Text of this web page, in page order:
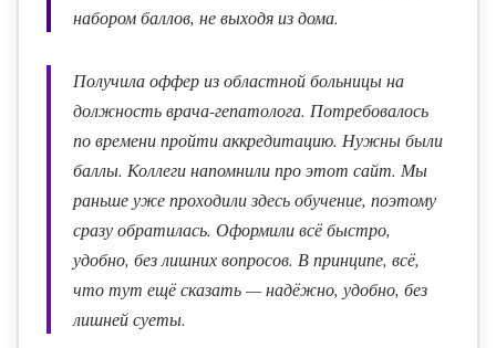
набором баллов, не выходя из дома.
Получила оффер из областной больницы на
должность врача-гепатолога. Потребовалось
по времени пройти аккредитацию. Нужны были
баллы. Коллеги напомнили про этот сайт. Мы
раньше уже проходили здесь обучение, поэтому
сразу обратилась. Оформили всё быстро,
удобно, без лишних вопросов. В принципе, всё,
что тут ещё сказать — надёжно, удобно, без
лишней суеты.